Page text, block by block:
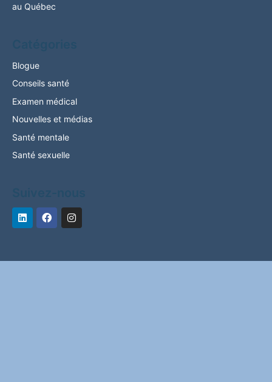
au Québec
Blogue
Conseils santé
Examen médical
Nouvelles et médias
Santé mentale
Santé sexuelle